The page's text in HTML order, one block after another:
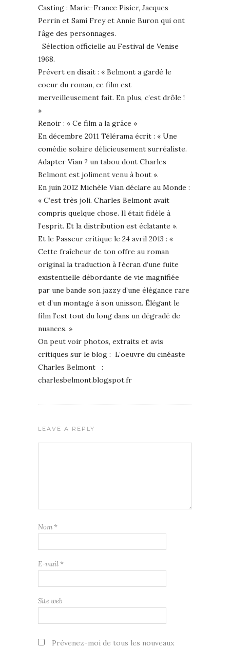
Casting : Marie-France Pisier, Jacques
Perrin et Sami Frey et Annie Buron qui ont
l’âge des personnages.
Sélection officielle au Festival de Venise
1968.
Prévert en disait : « Belmont a gardé le
coeur du roman, ce film est
merveilleusement fait. En plus, c’est drôle !
»
Renoir : « Ce film a la grâce »
En décembre 2011 Télérama écrit : « Une
comédie solaire délicieusement surréaliste.
Adapter Vian ? un tabou dont Charles
Belmont est joliment venu à bout ».
En juin 2012 Michèle Vian déclare au Monde :
« C’est très joli. Charles Belmont avait
compris quelque chose. Il était fidèle à
l’esprit. Et la distribution est éclatante ».
Et le Passeur critique le 24 avril 2013 : «
Cette fraîcheur de ton offre au roman
original la traduction à l’écran d’une fuite
existentielle débordante de vie magnifiée
par une bande son jazzy d’une élégance rare
et d’un montage à son unisson. Élégant le
film l’est tout du long dans un dégradé de
nuances. »
On peut voir photos, extraits et avis
critiques sur le blog : L’oeuvre du cinéaste
Charles Belmont :
charlesbelmont.blogspot.fr
LEAVE A REPLY
Nom *
E-mail *
Site web
Prévenez-moi de tous les nouveaux